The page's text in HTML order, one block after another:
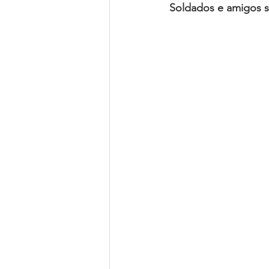
Líderes Nacionais
Soldados e amigos